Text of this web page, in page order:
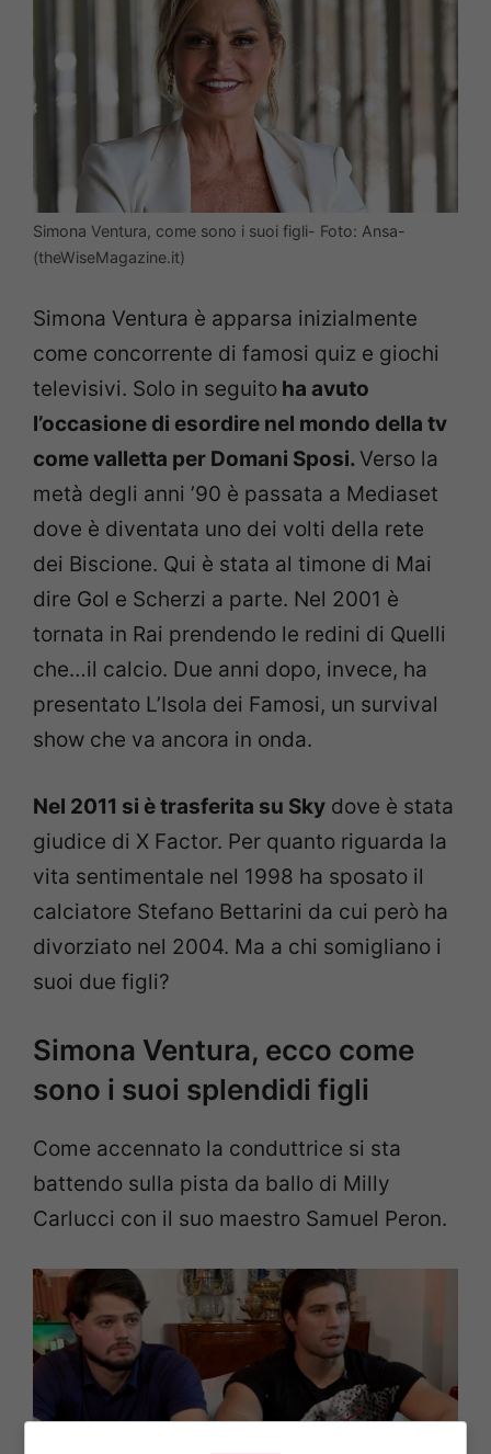
Simona Ventura, come sono i suoi figli- Foto: Ansa-
(theWiseMagazine.it)
Simona Ventura è apparsa inizialmente
come concorrente di famosi quiz e giochi
televisivi. Solo in seguito ha avuto
l’occasione di esordire nel mondo della tv
come valletta per Domani Sposi.Verso la
metà degli anni ’90 è passata a Mediaset
dove è diventata uno dei volti della rete
dei Biscione. Qui è stata al timone di Mai
dire Gol e Scherzi a parte. Nel 2001 è
tornata in Rai prendendo le redini di Quelli
che…il calcio. Due anni dopo, invece, ha
presentato L’Isola dei Famosi, un survival
show che va ancora in onda.
Nel 2011 si è trasferita su Sky dove è stata
giudice di X Factor. Per quanto riguarda la
vita sentimentale nel 1998 ha sposato il
calciatore Stefano Bettarini da cui però ha
divorziato nel 2004. Ma a chi somigliano i
suoi due figli?
Simona Ventura, ecco come
sono i suoi splendidi figli
Come accennato la conduttrice si sta
battendo sulla pista da ballo di Milly
Carlucci con il suo maestro Samuel Peron.